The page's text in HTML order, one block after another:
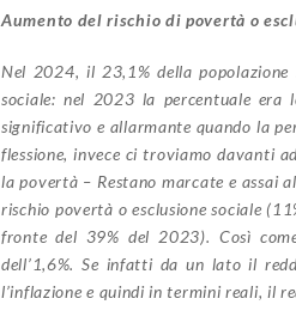
Aumento del rischio di povertà o
Nel 2024, il 23,1% della
sociale: nel 2023 la percentuale era
significativo e allarmante quando la
flessione, invece ci troviamo davanti
la povertà – Restano marcate e assai
rischio povertà o esclusione sociale
fronte del 39% del 2023). Così
dell’1,6%. Se infatti da un lato il
l’inflazione e quindi in termini reali, il